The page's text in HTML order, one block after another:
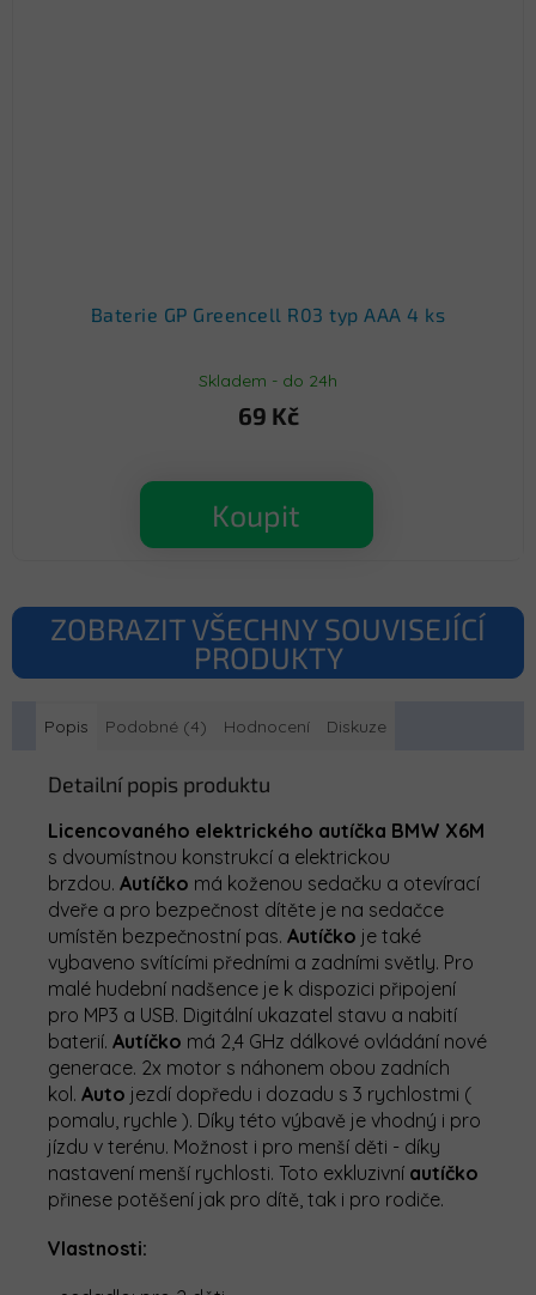
Baterie GP Greencell R03 typ AAA 4 ks
Skladem - do 24h
69 Kč
Koupit
ZOBRAZIT VŠECHNY SOUVISEJÍCÍ
PRODUKTY
Popis Podobné (4) Hodnocení Diskuze
Detailní popis produktu
Licencovaného elektrického autíčka BMW X6M
s dvoumístnou konstrukcí a elektrickou
brzdou. Autíčko má koženou sedačku a otevírací
dveře a pro bezpečnost dítěte je na sedačce
umístěn bezpečnostní pas. Autíčko je také
vybaveno svítícími předními a zadními světly. Pro
malé hudební nadšence je k dispozici připojení
pro MP3 a USB. Digitální ukazatel stavu a nabití
baterií. Autíčko má 2,4 GHz dálkové ovládání nové
generace. 2x motor s náhonem obou zadních
kol. Auto jezdí dopředu i dozadu s 3 rychlostmi (
pomalu, rychle ). Díky této výbavě je vhodný i pro
jízdu v terénu. Možnost i pro menší děti - díky
nastavení menší rychlosti. Toto exkluzivní autíčko
přinese potěšení jak pro dítě, tak i pro rodiče.
Vlastnosti: